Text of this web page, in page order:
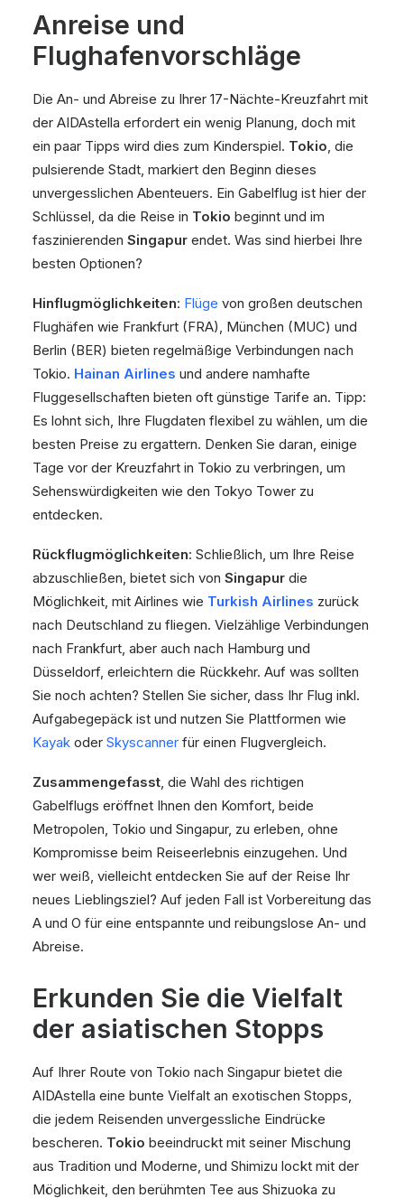
Anreise und
Flughafenvorschläge
Die An- und Abreise zu Ihrer 17-Nächte-Kreuzfahrt mit
der AIDAstella erfordert ein wenig Planung, doch mit
ein paar Tipps wird dies zum Kinderspiel. Tokio, die
pulsierende Stadt, markiert den Beginn dieses
unvergesslichen Abenteuers. Ein Gabelflug ist hier der
Schlüssel, da die Reise in Tokio beginnt und im
faszinierenden Singapur endet. Was sind hierbei Ihre
besten Optionen?
Hinflugmöglichkeiten: Flüge von großen deutschen
Flughäfen wie Frankfurt (FRA), München (MUC) und
Berlin (BER) bieten regelmäßige Verbindungen nach
Tokio. Hainan Airlines und andere namhafte
Fluggesellschaften bieten oft günstige Tarife an. Tipp:
Es lohnt sich, Ihre Flugdaten flexibel zu wählen, um die
besten Preise zu ergattern. Denken Sie daran, einige
Tage vor der Kreuzfahrt in Tokio zu verbringen, um
Sehenswürdigkeiten wie den Tokyo Tower zu
entdecken.
Rückflugmöglichkeiten: Schließlich, um Ihre Reise
abzuschließen, bietet sich von Singapur die
Möglichkeit, mit Airlines wie Turkish Airlines zurück
nach Deutschland zu fliegen. Vielzählige Verbindungen
nach Frankfurt, aber auch nach Hamburg und
Düsseldorf, erleichtern die Rückkehr. Auf was sollten
Sie noch achten? Stellen Sie sicher, dass Ihr Flug inkl.
Aufgabegepäck ist und nutzen Sie Plattformen wie
Kayak oder Skyscanner für einen Flugvergleich.
Zusammengefasst, die Wahl des richtigen
Gabelflugs eröffnet Ihnen den Komfort, beide
Metropolen, Tokio und Singapur, zu erleben, ohne
Kompromisse beim Reiseerlebnis einzugehen. Und
wer weiß, vielleicht entdecken Sie auf der Reise Ihr
neues Lieblingsziel? Auf jeden Fall ist Vorbereitung das
A und O für eine entspannte und reibungslose An- und
Abreise.
Erkunden Sie die Vielfalt
der asiatischen Stopps
Auf Ihrer Route von Tokio nach Singapur bietet die
AIDAstella eine bunte Vielfalt an exotischen Stopps,
die jedem Reisenden unvergessliche Eindrücke
bescheren. Tokio beeindruckt mit seiner Mischung
aus Tradition und Moderne, und Shimizu lockt mit der
Möglichkeit, den berühmten Tee aus Shizuoka zu